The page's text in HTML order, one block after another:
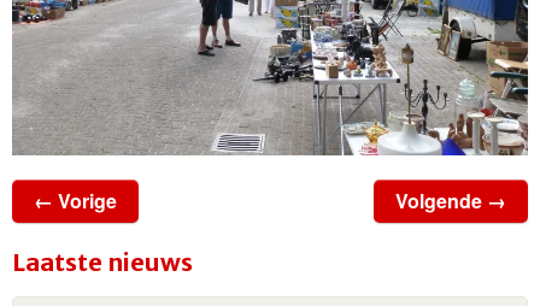
← Vorige Volgende →
Laatste nieuws